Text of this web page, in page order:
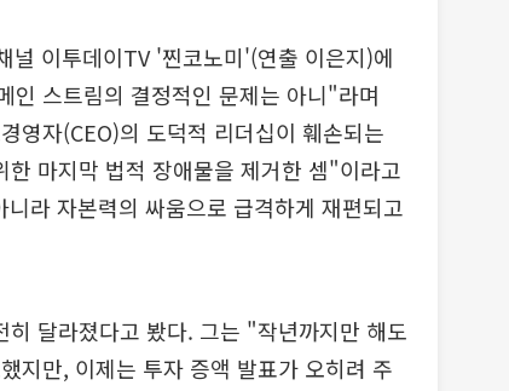
널 이투데이TV '찐코노미'(연출 이은지)에
인 스트림의 결정적인 문제는 아니"라며
영자(CEO)의 도덕적 리더십이 훼손되는
한 마지막 법적 장애물을 제거한 셈"이라고
라 자본력의 싸움으로 급격하게 재편되고
달라졌다고 봤다. 그는 "작년까지만 해도
지만, 이제는 투자 증액 발표가 오히려 주